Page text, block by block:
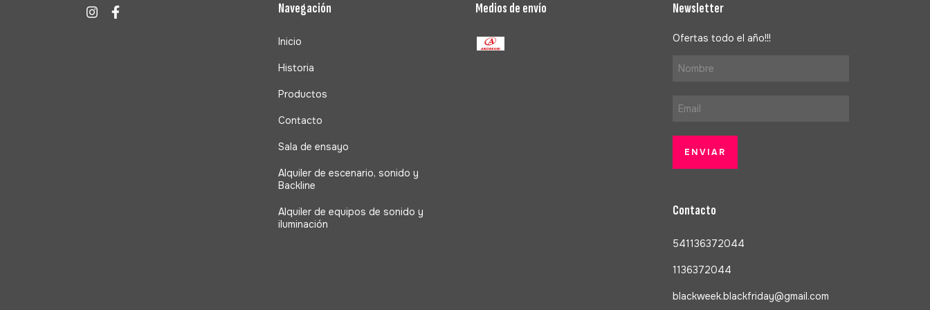
Navegación
Inicio
Historia
Productos
Contacto
Sala de ensayo
Alquiler de escenario, sonido y
Backline
Alquiler de equipos de sonido y
iluminación
Medios de envío Newsletter
Ofertas todo el año!!!
Contacto
541136372044
1136372044
blackweek.blackfriday@gmail.com